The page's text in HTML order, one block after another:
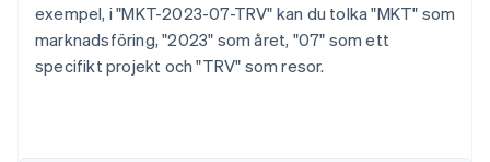
exempel, i "MKT-2023-07-TRV" kan du tolka "MKT" som
marknadsföring, "2023" som året, "07" som ett
specifikt projekt och "TRV" som resor.
Belgien
NederlandsFrançaisDeutschEnglish
Brasilien
PortuguêsEnglish